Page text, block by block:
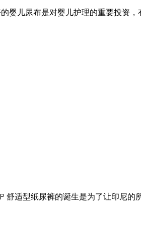
儿尿布是对婴儿护理的重要投资
舒适型纸尿裤的诞生是为了让印尼